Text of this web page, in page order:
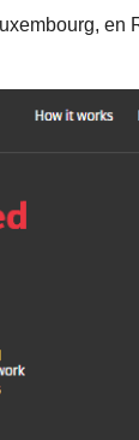
en